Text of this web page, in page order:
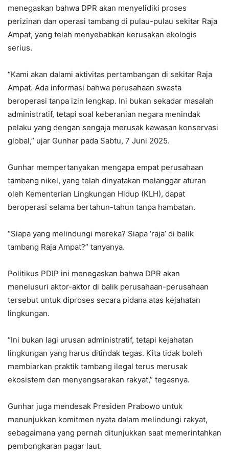
menegaskan bahwa DPR akan menyelidiki proses
perizinan dan operasi tambang di pulau-pulau sekitar Raja
Ampat, yang telah menyebabkan kerusakan ekologis
serius.
“Kami akan dalami aktivitas pertambangan di sekitar Raja
Ampat. Ada informasi bahwa perusahaan swasta
beroperasi tanpa izin lengkap. Ini bukan sekadar masalah
administratif, tetapi soal keberanian negara menindak
pelaku yang dengan sengaja merusak kawasan konservasi
global,” ujar Gunhar pada Sabtu, 7 Juni 2025.
Gunhar mempertanyakan mengapa empat perusahaan
tambang nikel, yang telah dinyatakan melanggar aturan
oleh Kementerian Lingkungan Hidup (KLH), dapat
beroperasi selama bertahun-tahun tanpa hambatan.
“Siapa yang melindungi mereka? Siapa ‘raja’ di balik
tambang Raja Ampat?” tanyanya.
Politikus PDIP ini menegaskan bahwa DPR akan
menelusuri aktor-aktor di balik perusahaan-perusahaan
tersebut untuk diproses secara pidana atas kejahatan
lingkungan.
“Ini bukan lagi urusan administratif, tetapi kejahatan
lingkungan yang harus ditindak tegas. Kita tidak boleh
membiarkan praktik tambang ilegal terus merusak
ekosistem dan menyengsarakan rakyat,” tegasnya.
Gunhar juga mendesak Presiden Prabowo untuk
menunjukkan komitmen nyata dalam melindungi rakyat,
sebagaimana yang pernah ditunjukkan saat memerintahkan
pembongkaran pagar laut.